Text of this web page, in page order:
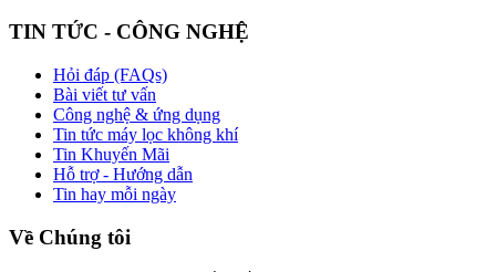
TIN TỨC - CÔNG NGHỆ
Hỏi đáp (FAQs)
Bài viết tư vấn
Công nghệ & ứng dụng
Tin tức máy lọc không khí
Tin Khuyến Mãi
Hỗ trợ - Hướng dẫn
Tin hay mỗi ngày
Về Chúng tôi